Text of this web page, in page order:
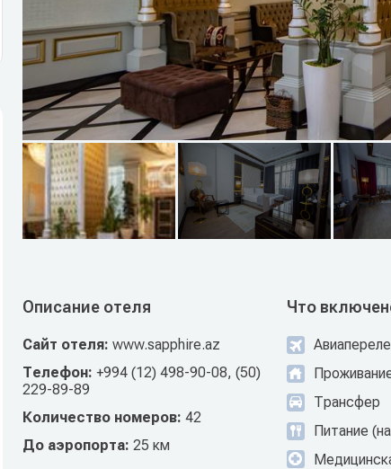
Описание отеля
Сайт отеля: www.sapphire.az
Телефон: +994 (12) 498-90-08, (50)
229-89-89
Количество номеров: 42
До аэропорта: 25 км
Что
Трансфер
Питание